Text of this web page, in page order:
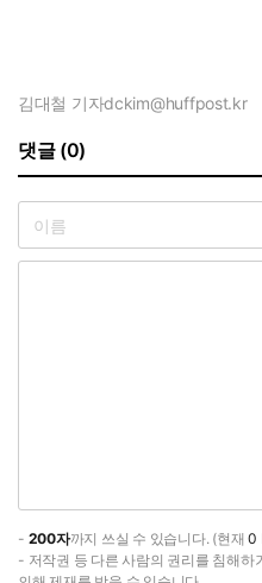
김대철 기자dckim@huffpost.kr
댓글 (0)
- 200자까지 쓰실 수 있습니다. (현재0
- 저작권 등 다른 사람의 권리를 침해